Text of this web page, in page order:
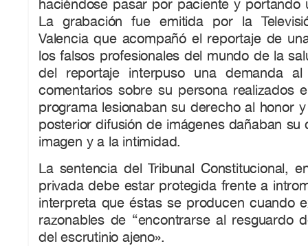
haciéndose pasar por paciente y portando
La grabación fue emitida por la
Valencia que acompañó el reportaje de
los falsos profesionales del mundo de la
del reportaje interpuso una demanda
comentarios sobre su persona realizados
programa lesionaban su derecho al honor
posterior difusión de imágenes dañaban su
imagen y a la intimidad.
La sentencia del Tribunal Constitucional,
privada debe estar protegida frente a
interpreta que éstas se producen cuando
razonables de “encontrarse al resguardo
del escrutinio ajeno».